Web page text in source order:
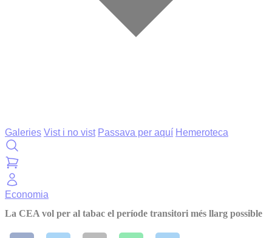
Galeries Vist i no vist Passava per aquí Hemeroteca
Economia
La CEA vol per al tabac el període transitori més llarg possible